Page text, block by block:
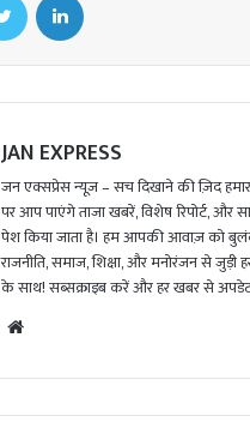
JAN EXPRESS
जन एक्सप्रेस न्यूज़ – सच दिखाने की ज़िद
पर आप पाएंगे ताजा खबरें, विशेष रिपोर्ट, और
पेश किया जाता है। हम आपकी आवाज़ को
राजनीति, समाज, शिक्षा, और मनोरंजन से
के साथ! सब्सक्राइब करें और हर खबर से अपडेट
te